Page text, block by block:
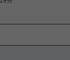
！